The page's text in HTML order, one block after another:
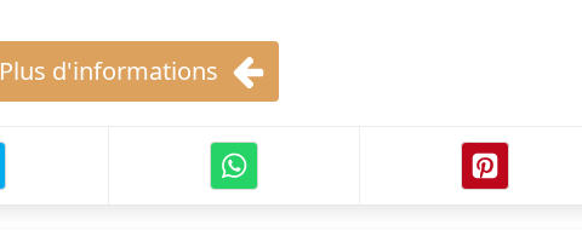
Plus d'informations